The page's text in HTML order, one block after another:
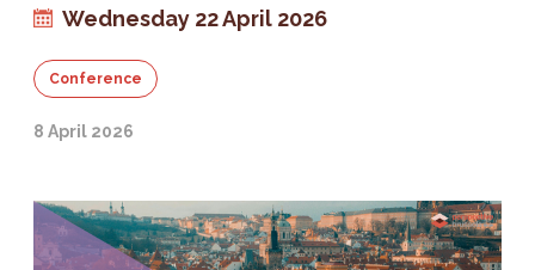
Wednesday 22 April 2026
Conference
8 April 2026